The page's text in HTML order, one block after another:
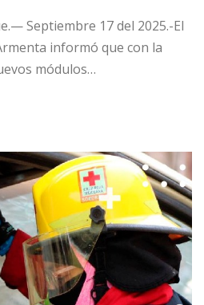
Septiembre 17 del 2025.-El
informó que con la
módulos…